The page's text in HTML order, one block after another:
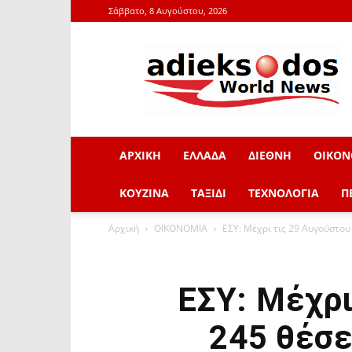
Σάββατο, 8 Αυγούστου, 2026
adieksodos.gr
ΑΡΧΙΚΗ ΕΛΛΑΔΑ ΔΙΕΘΝΗ
ΚΟΥΖΙΝΑ ΤΑΞΙΔΙ ΤΕΧΝΟΛΟΓΙΑ
Αρχική ΟΙΚΟΝΟΜΙΑ ΕΣΥ: Μέχρι τις 29 Αυγούστου
ΕΣΥ:
245